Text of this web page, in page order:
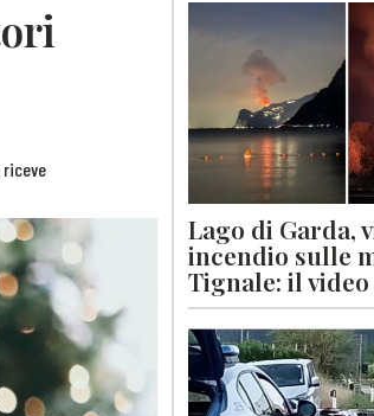
riceve
Lago di Garda,
incendio sulle
Tignale: il video